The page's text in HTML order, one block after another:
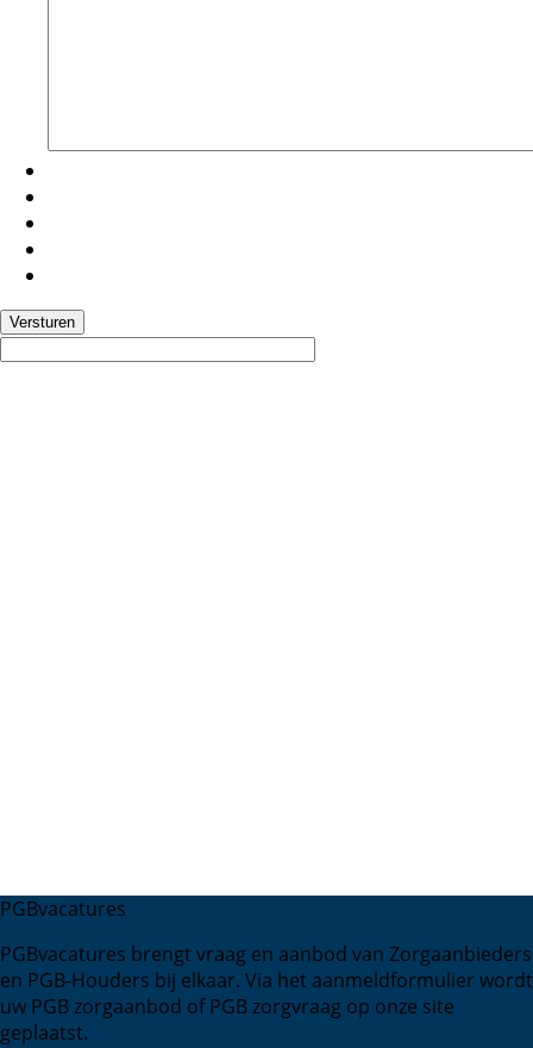
PGBvacatures
PGBvacatures brengt vraag en aanbod van Zorgaanbieders
en PGB-Houders bij elkaar. Via het aanmeldformulier wordt
uw PGB zorgaanbod of PGB zorgvraag op onze site
geplaatst.